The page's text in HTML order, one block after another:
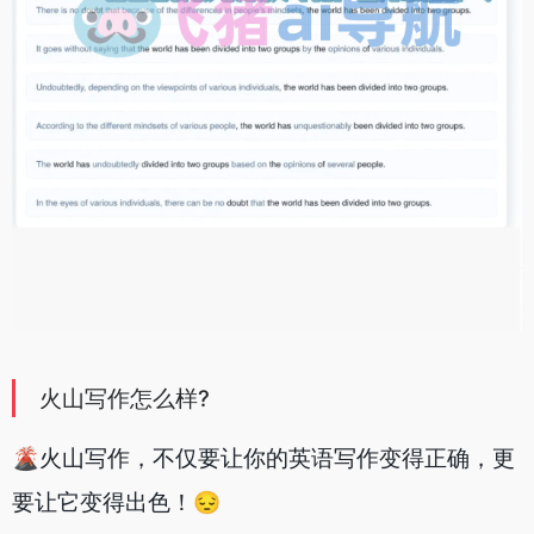
火山写作怎么样?
🌋火山写作，不仅要让你的英语写作变得正确，更
要让它变得出色！😔